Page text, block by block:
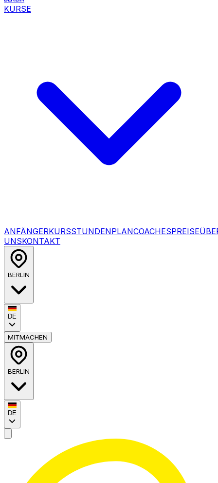
KURSE
ANFÄNGERKURSSTUNDENPLANCOACHESPREISE
UNSKONTAKT
BERLIN
DE
MITMACHEN
BERLIN
DE